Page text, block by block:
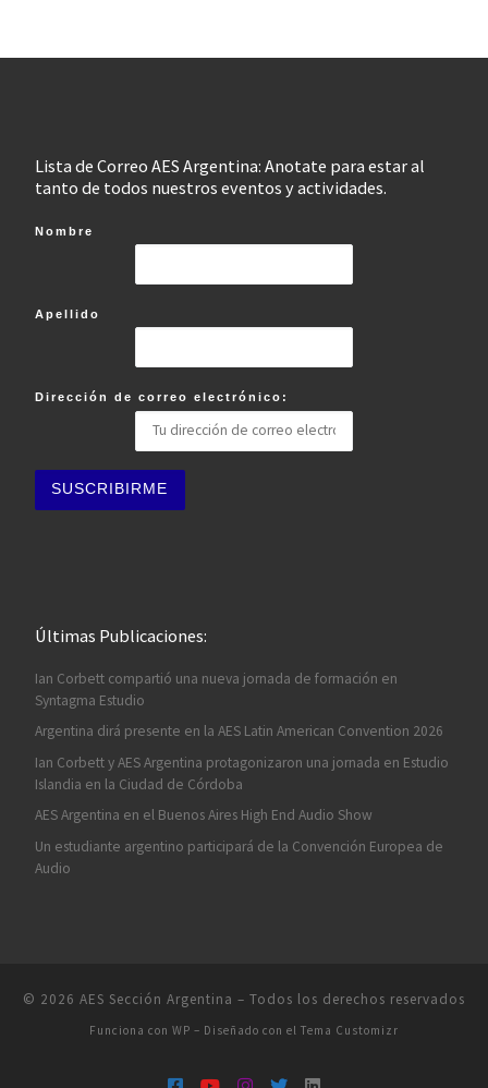
Lista de Correo AES Argentina: Anotate para estar al
tanto de todos nuestros eventos y actividades.
Nombre
Apellido
Dirección de correo electrónico:
Últimas Publicaciones:
Ian Corbett compartió una nueva jornada de formación en
Syntagma Estudio
Argentina dirá presente en la AES Latin American Convention 2026
Ian Corbett y AES Argentina protagonizaron una jornada en Estudio
Islandia en la Ciudad de Córdoba
AES Argentina en el Buenos Aires High End Audio Show
Un estudiante argentino participará de la Convención Europea de
Audio
© 2026 AES Sección Argentina – Todos los derechos reservados
Funciona con WP – Diseñado con el Tema Customizr